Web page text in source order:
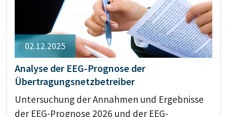
02.12.2025
Analyse der EEG-Prognose der
Übertragungsnetzbetreiber
Untersuchung der Annahmen und Ergebnisse
der EEG-Prognose 2026 und der EEG-